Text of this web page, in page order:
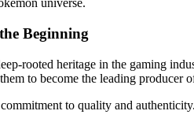
universe.
Beginning
rooted heritage in the gaming
to become the leading
to quality and